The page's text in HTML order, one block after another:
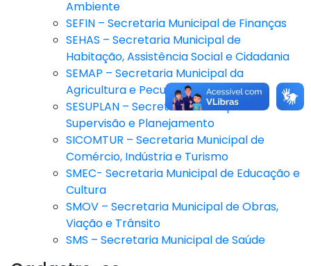
Ambiente
SEFIN – Secretaria Municipal de Finanças
SEHAS – Secretaria Municipal de
Habitação, Assistência Social e Cidadania
SEMAP – Secretaria Municipal da
Agricultura e Pecuária
SESUPLAN – Secretaria Municipal de
Supervisão e Planejamento
SICOMTUR – Secretaria Municipal de
Comércio, Indústria e Turismo
SMEC- Secretaria Municipal de Educação e
Cultura
SMOV – Secretaria Municipal de Obras,
Viação e Trânsito
SMS – Secretaria Municipal de Saúde